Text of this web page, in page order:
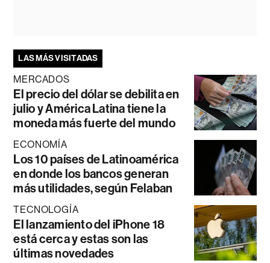
LAS MÁS VISITADAS
MERCADOS
El precio del dólar se debilita en
julio y América Latina tiene la
moneda más fuerte del mundo
ECONOMÍA
Los 10 países de Latinoamérica
en donde los bancos generan
más utilidades, según Felaban
TECNOLOGÍA
El lanzamiento del iPhone 18
está cerca y estas son las
últimas novedades